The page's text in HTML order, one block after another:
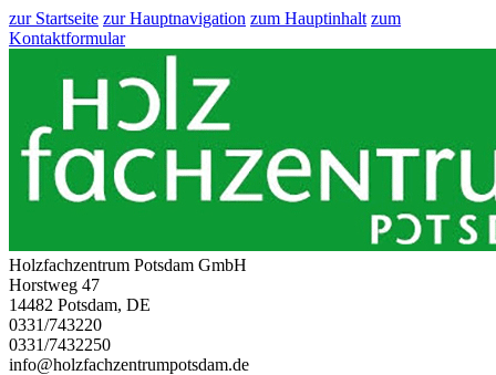
zur Startseite zur Hauptnavigation zum Hauptinhalt zum
Kontaktformular
Holzfachzentrum Potsdam GmbH
Horstweg 47
14482 Potsdam, DE
0331/743220
0331/7432250
info@holzfachzentrumpotsdam.de